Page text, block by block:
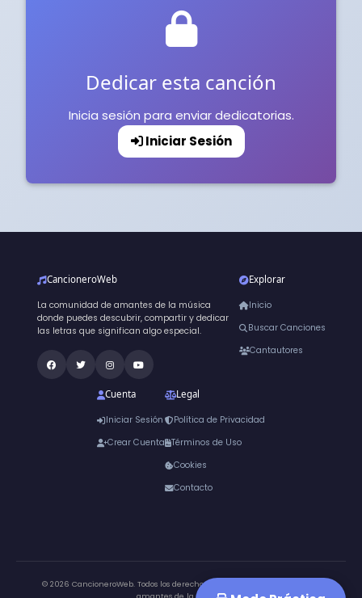
Dedicar esta canción
Inicia sesión para enviar dedicatorias.
Iniciar Sesión
CancioneroWeb
La comunidad de amantes de la música
donde puedes descubrir, compartir y dedicar
las letras que significan algo especial.
Explorar
Inicio
Buscar Canciones
Cantautores
Cuenta
Iniciar Sesión
Crear Cuenta
Legal
Política de Privacidad
Términos de Uso
Cookies
Contacto
© 2026 CancioneroWeb. Todos los derechos reservados.